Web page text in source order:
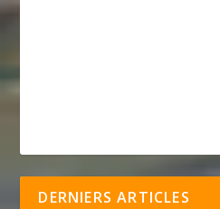
DERNIERS ARTICLES